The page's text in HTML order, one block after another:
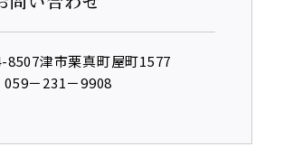
8507津市栗真町屋町1577
059－231－9908